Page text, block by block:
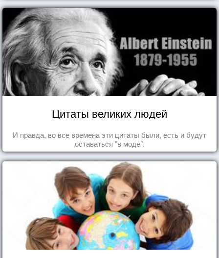
Цитаты великих людей
И правда, во все времена эти цитаты были, есть и будут
оставаться "в моде".